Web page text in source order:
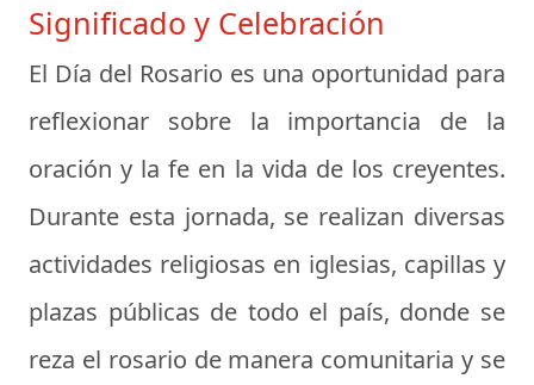
Significado y Celebración
El Día del Rosario es una oportunidad para
reflexionar sobre la importancia de la
oración y la fe en la vida de los creyentes.
Durante esta jornada, se realizan diversas
actividades religiosas en iglesias, capillas y
plazas públicas de todo el país, donde se
reza el rosario de manera comunitaria y se